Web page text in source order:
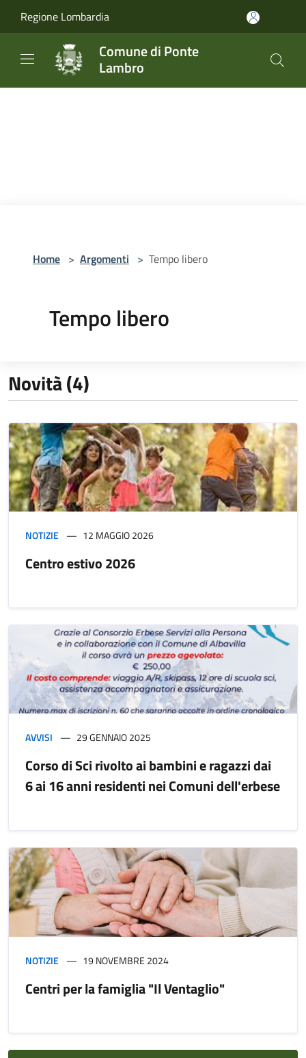
Regione Lombardia
Comune di Ponte
Lambro
Home > Argomenti > Tempo libero
Tempo libero
Novità (4)
NOTIZIE 12 MAGGIO 2026
Centro estivo 2026
AVVISI 29 GENNAIO 2025
Corso di Sci rivolto ai bambini e ragazzi dai
6 ai 16 anni residenti nei Comuni dell'erbese
NOTIZIE 19 NOVEMBRE 2024
Centri per la famiglia "Il Ventaglio"